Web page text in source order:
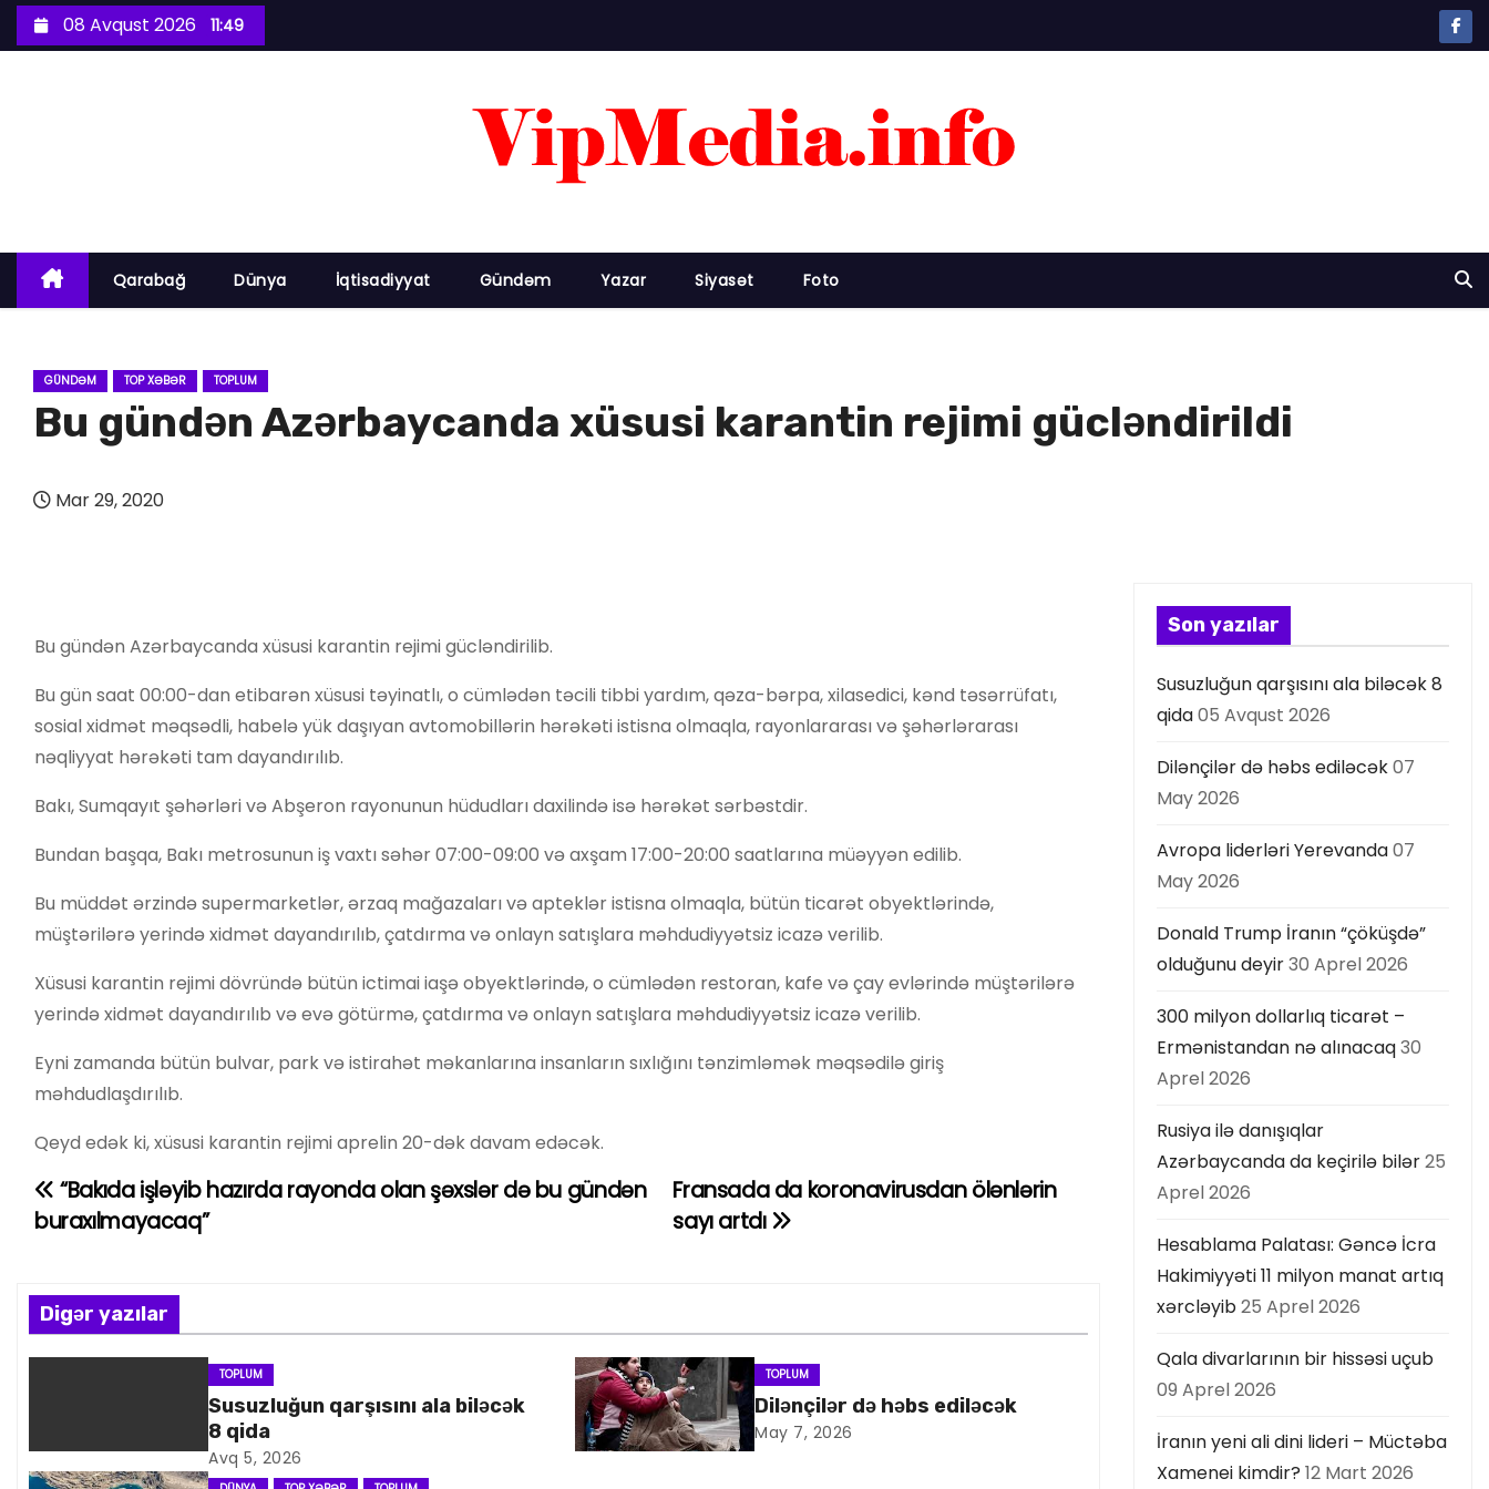
k
08 Avqust 2026 11:49
Qarabağ Dünya İqtisadiyyat Gündəm Yazar Siyasət Foto
GÜNDƏM TOP XƏBƏR TOPLUM
Bu gündən Azərbaycanda xüsusi karantin rejimi gücləndirildi
Mar 29, 2020
Bu gündən Azərbaycanda xüsusi karantin rejimi gücləndirilib.
Bu gün saat 00:00-dan etibarən xüsusi təyinatlı, o cümlədən təcili tibbi yardım, qəza-bərpa, xilasedici, kənd təsərrüfatı,
sosial xidmət məqsədli, habelə yük daşıyan avtomobillərin hərəkəti istisna olmaqla, rayonlararası və şəhərlərarası
nəqliyyat hərəkəti tam dayandırılıb.
Bakı, Sumqayıt şəhərləri və Abşeron rayonunun hüdudları daxilində isə hərəkət sərbəstdir.
Bundan başqa, Bakı metrosunun iş vaxtı səhər 07:00-09:00 və axşam 17:00-20:00 saatlarına müəyyən edilib.
Bu müddət ərzində supermarketlər, ərzaq mağazaları və apteklər istisna olmaqla, bütün ticarət obyektlərində,
müştərilərə yerində xidmət dayandırılıb, çatdırma və onlayn satışlara məhdudiyyətsiz icazə verilib.
Xüsusi karantin rejimi dövründə bütün ictimai iaşə obyektlərində, o cümlədən restoran, kafe və çay evlərində müştərilərə
yerində xidmət dayandırılıb və evə götürmə, çatdırma və onlayn satışlara məhdudiyyətsiz icazə verilib.
Eyni zamanda bütün bulvar, park və istirahət məkanlarına insanların sıxlığını tənzimləmək məqsədilə giriş
məhdudlaşdırılıb.
Qeyd edək ki, xüsusi karantin rejimi aprelin 20-dək davam edəcək.
Y
z
ı
v
Fransada da koronavirusdan ölənlərin
sayı artdı
“Bakıda işləyib hazırda rayonda olan şəxslər də bu gündən
buraxılmayacaq”
Digər yazılar
TOPLUM
Susuzluğun qarşısını ala biləcək
8 qida
Avq 5, 2026
TOPLUM
Dilənçilər də həbs ediləcək
May 7, 2026
Son yazılar
Susuzluğun qarşısını ala biləcək 8
qida05 Avqust 2026
Dilənçilər də həbs ediləcək07
May 2026
Avropa liderləri Yerevanda07
May 2026
Donald Trump İranın “çöküşdə”
olduğunu deyir30 Aprel 2026
300 milyon dollarlıq ticarət –
Ermənistandan nə alınacaq30
Aprel 2026
Rusiya ilə danışıqlar
Azərbaycanda da keçirilə bilər25
Aprel 2026
Hesablama Palatası: Gəncə İcra
Hakimiyyəti 11 milyon manat artıq
xərcləyib25 Aprel 2026
Qala divarlarının bir hissəsi uçub
09 Aprel 2026
İranın yeni ali dini lideri – Müctəba
Xamenei kimdir? 12 Mart 2026